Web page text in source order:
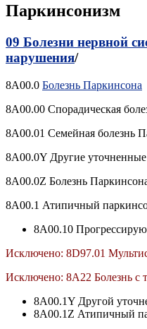
Паркинсонизм
09 Болезни нервной
нарушения/
8A00.0 Болезнь Паркинсона
8A00.00 Спорадическая
8A00.01 Семейная болезнь
8A00.0Y Другие
8A00.0Z Болезнь
8A00.1 Атипичный
8A00.10
Исключено: 8D97.01
Исключено: 8A22 Болезнь с
8A00.1Y Другой
8A00.1Z Атипичный